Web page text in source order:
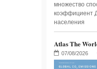
множество
коэффициент
населения
Atlas The